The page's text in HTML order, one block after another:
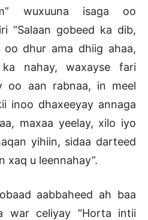
wuxuuna isaga oo
“Salaan gobeed ka dib,
dhur ama dhiig ahaa,
nahay, waxayse fari
oo aan rabnaa, in meel
inoo dhaxeeyay annaga
maxaa yeelay, xilo iyo
yihiin, sidaa darteed
xaq u leennahay”.
aabbaheed ah baa
war celiyay “Horta intii